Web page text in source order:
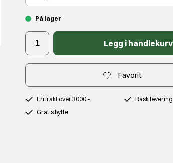
På lager
Legg i handlekurv
Favorit
Fri frakt over 3000.-
Rask levering
Gratis bytte